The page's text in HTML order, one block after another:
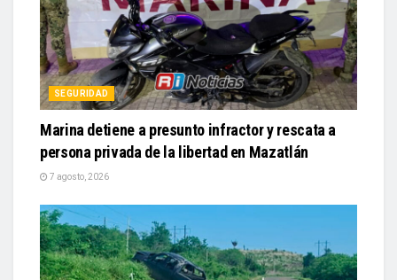
SEGURIDAD
Marina detiene a presunto infractor y rescata a
persona privada de la libertad en Mazatlán
7 agosto, 2026